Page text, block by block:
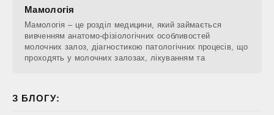
Мамологія
Мамологія – це розділ медицини, який займається
вивченням анатомо-фізіологічних особливостей
молочних залоз, діагностикою патологічних процесів, що
проходять у молочних залозах, лікуванням та
З БЛОГУ: